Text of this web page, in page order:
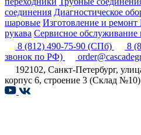
соединения Диагностическое
шаровые Изготовление и
рукава Сервисное обслуживание
8 (812) 490-75-90 (СПб) 8
звонок по РФ)
192102, Санкт-Петербург,
корпус 6, строение 3 (Склад №10)